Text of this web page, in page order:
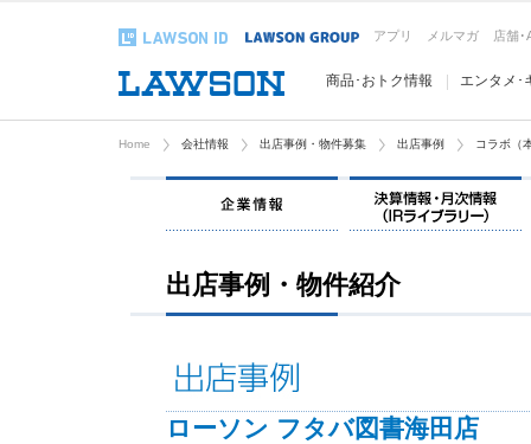
アプリ メルマガ 店舗･
商品･おトク情報 エンタメ･
Home 会社情報 出店事例・物件募集 出店事例 コラボ（
企業情報
出店事例・物件紹介
ローソン フタバ図書海田店